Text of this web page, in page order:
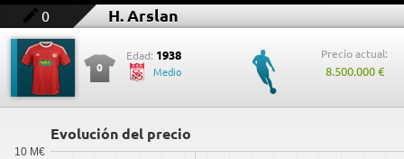
0 H. Arslan
0
Edad: 1938
Medio
Precio actual:
8.500.000 €
Evolución del precio
10 M€